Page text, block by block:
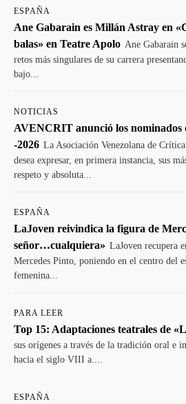
ESPAÑA
Ane Gabarain es Millán Astray en
balas» en Teatre Apolo Ane Gabarain
retos más singulares de su carrera
bajo...
NOTICIAS
AVENCRIT anunció los nominados
-2026 La Asociación Venezolana de
desea expresar, en primera instancia, sus
respeto y absoluta...
ESPAÑA
LaJoven reivindica la figura de
señor…cualquiera» LaJoven recupera
Mercedes Pinto, poniendo en el centro del
femenina...
PARA LEER
Top 15: Adaptaciones teatrales de
sus orígenes a través de la tradición oral e
hacia el siglo VIII a....
ESPAÑA